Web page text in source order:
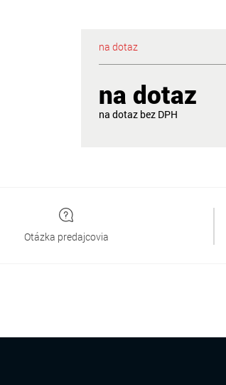
na dotaz
na dotaz
na dotaz
Otázka predajcovia